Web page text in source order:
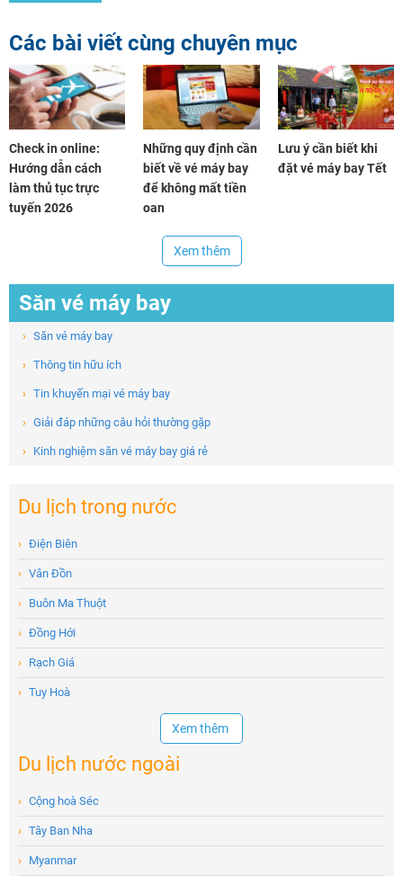
Các bài viết cùng chuyên mục
Check in online:
Hướng dẫn cách
làm thủ tục trực
tuyến 2026
Những quy định cần
biết về vé máy bay
để không mất tiền
oan
Lưu ý cần biết khi
đặt vé máy bay Tết
Xem thêm
Săn vé máy bay
› Săn vé máy bay
› Thông tin hữu ích
› Tin khuyến mại vé máy bay
› Giải đáp những câu hỏi thường gặp
› Kinh nghiệm săn vé máy bay giá rẻ
Du lịch trong nước
› Điện Biên
› Vân Đồn
› Buôn Ma Thuột
› Đồng Hới
› Rạch Giá
› Tuy Hoà
Xem thêm
Du lịch nước ngoài
› Cộng hoà Séc
› Tây Ban Nha
› Myanmar